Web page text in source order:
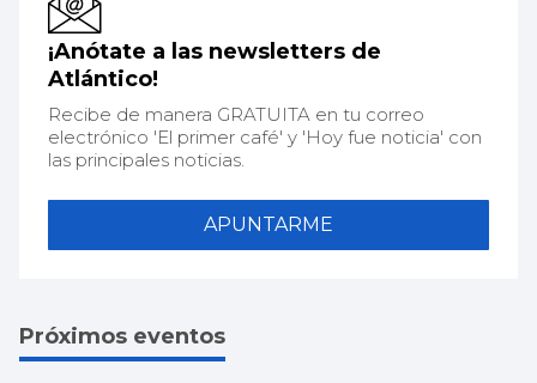
¡Anótate a las newsletters de
Atlántico!
Recibe de manera GRATUITA en tu correo
electrónico 'El primer café' y 'Hoy fue noticia' con
las principales noticias.
APUNTARME
Próximos eventos